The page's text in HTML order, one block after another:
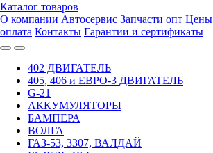
Каталог товаров
О компании Автосервис Запчасти опт Цены
оплата Контакты Гарантии и сертификаты
402 ДВИГАТЕЛЬ
405, 406 и ЕВРО-3 ДВИГАТЕЛЬ
G-21
АККУМУЛЯТОРЫ
БАМПЕРА
ВОЛГА
ГАЗ-53, 3307, ВАЛДАЙ